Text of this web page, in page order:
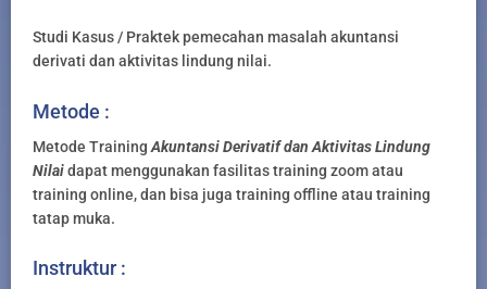
Studi Kasus / Praktek pemecahan masalah akuntansi
derivati dan aktivitas lindung nilai.
Metode :
Metode Training Akuntansi Derivatif dan Aktivitas Lindung
Nilaidapat menggunakan fasilitas training zoom atau
training online, dan bisa juga training offline atau training
tatap muka.
Instruktur :